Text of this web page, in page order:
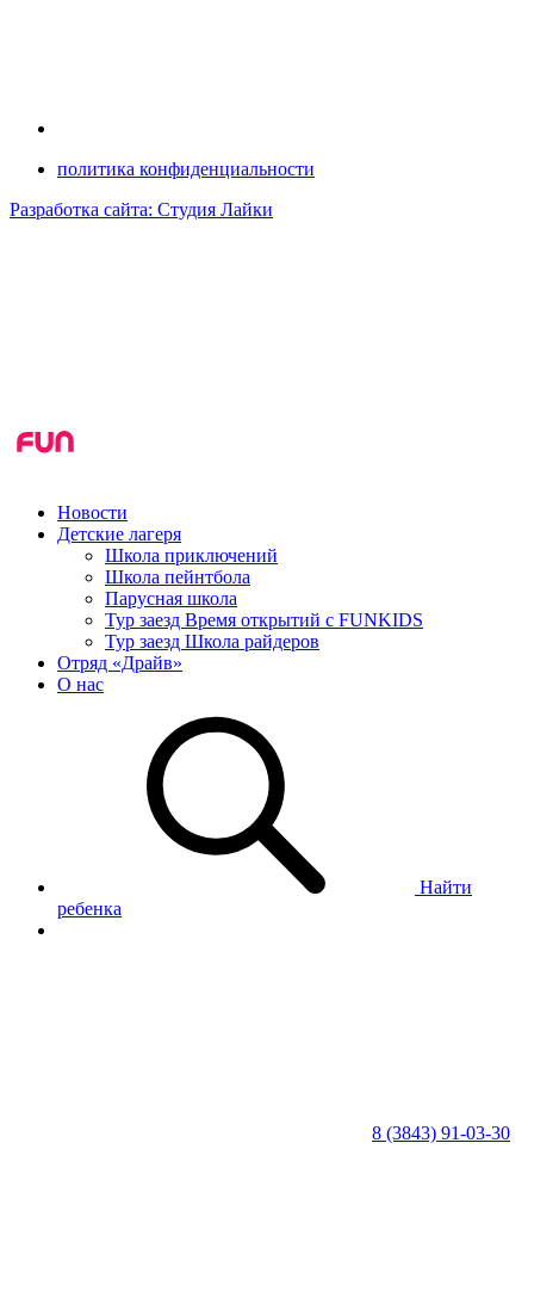
политика конфиденциальности
Разработка сайта: Студия Лайки
Новости
Детские лагеря
Школа приключений
Школа пейнтбола
Парусная школа
Тур заезд Время открытий с FUNKIDS
Тур заезд Школа райдеров
Отряд «Драйв»
О нас
Найти
ребенка
8 (3843) 91-03-30